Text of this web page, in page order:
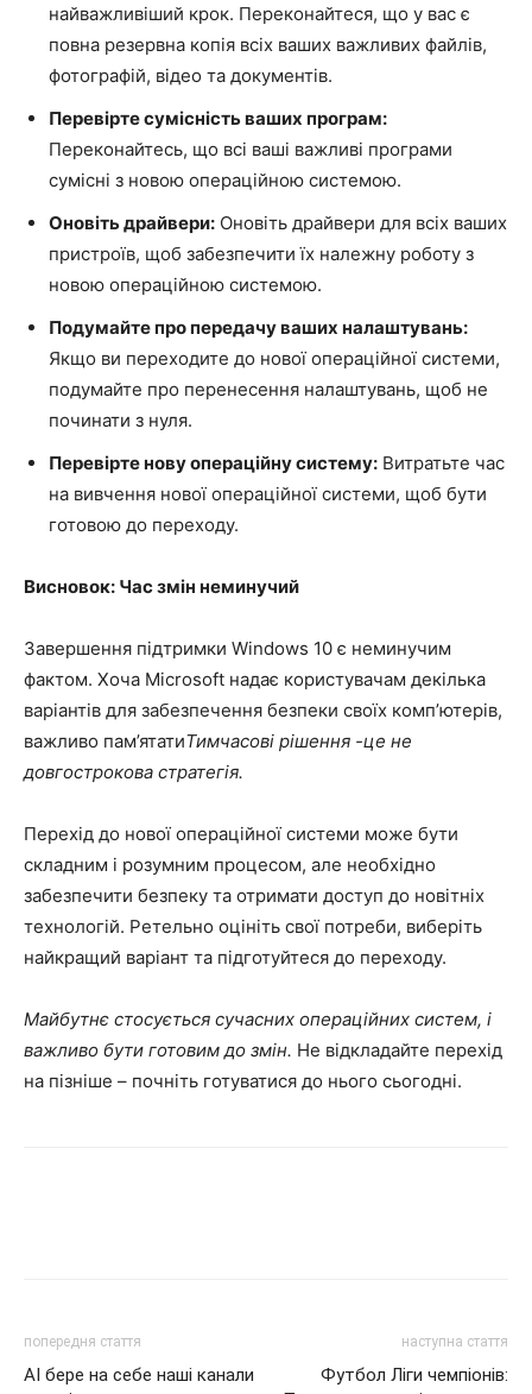
найважливіший крок. Переконайтеся, що у вас є
повна резервна копія всіх ваших важливих файлів,
фотографій, відео та документів.
Перевірте сумісність ваших програм:
Переконайтесь, що всі ваші важливі програми
сумісні з новою операційною системою.
Оновіть драйвери: Оновіть драйвери для всіх ваших
пристроїв, щоб забезпечити їх належну роботу з
новою операційною системою.
Подумайте про передачу ваших налаштувань:
Якщо ви переходите до нової операційної системи,
подумайте про перенесення налаштувань, щоб не
починати з нуля.
Перевірте нову операційну систему: Витратьте час
на вивчення нової операційної системи, щоб бути
готовою до переходу.
Висновок: Час змін неминучий
Завершення підтримки Windows 10 є неминучим
фактом. Хоча Microsoft надає користувачам декілька
варіантів для забезпечення безпеки своїх комп’ютерів,
важливо пам’ятатиТимчасові рішення -це не
довгострокова стратегія.
Перехід до нової операційної системи може бути
складним і розумним процесом, але необхідно
забезпечити безпеку та отримати доступ до новітніх
технологій. Ретельно оцініть свої потреби, виберіть
найкращий варіант та підготуйтеся до переходу.
Майбутнє стосується сучасних операційних систем, і
важливо бути готовим до змін. Не відкладайте перехід
на пізніше – почніть готуватися до нього сьогодні.
попередня стаття
AI бере на себе наші канали
наступна стаття
Футбол Ліги чемпіонів: